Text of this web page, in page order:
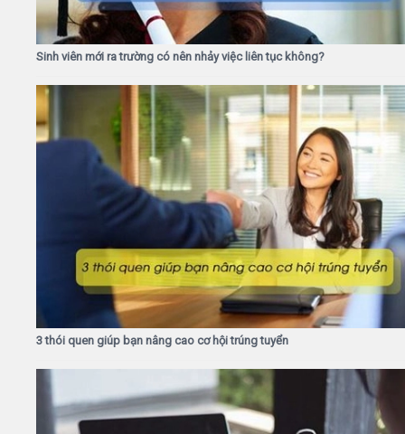
Sinh viên mới ra trường có nên nhảy việc liên tục không?
3 thói quen giúp bạn nâng cao cơ hội trúng tuyển